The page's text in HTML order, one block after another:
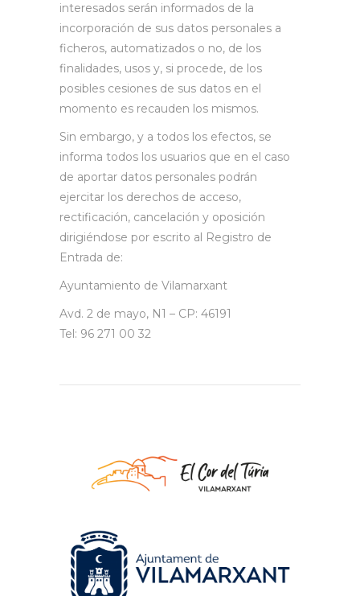
interesados serán informados de la
incorporación de sus datos personales a
ficheros, automatizados o no, de los
finalidades, usos y, si procede, de los
posibles cesiones de sus datos en el
momento es recauden los mismos.
Sin embargo, y a todos los efectos, se
informa todos los usuarios que en el caso
de aportar datos personales podrán
ejercitar los derechos de acceso,
rectificación, cancelación y oposición
dirigiéndose por escrito al Registro de
Entrada de:
Ayuntamiento de Vilamarxant
Avd. 2 de mayo, N1 – CP: 46191
Tel: 96 271 00 32